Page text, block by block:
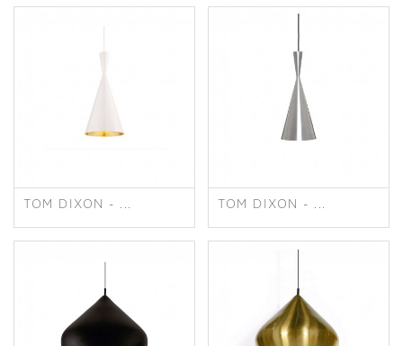
TOM DIXON - ... TOM DIXON - ...